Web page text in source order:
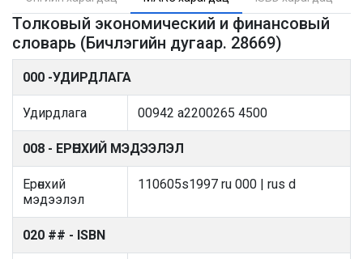
Толковый экономический и финансовый
словарь (Бичлэгийн дугаар. 28669)
000 -УДИРДЛАГА
Удирдлага 00942 a2200265 4500
008 - ЕРӨНХИЙ МЭДЭЭЛЭЛ
Ерөнхий
мэдээлэл
110605s1997 ru 000 | rus d
020 ## - ISBN